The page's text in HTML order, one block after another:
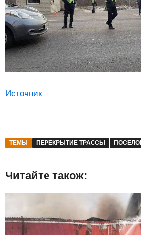
Источник
ТЕМЫ ПЕРЕКРЫТИЕ ТРАССЫ
Читайте також: